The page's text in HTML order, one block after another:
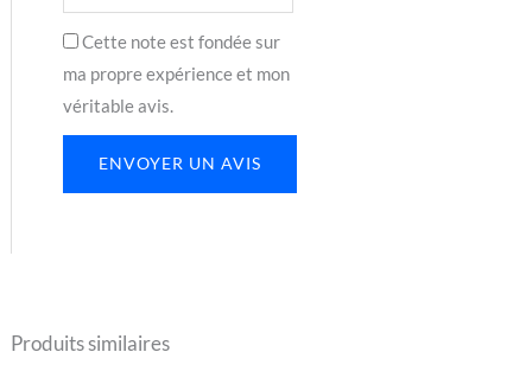
Cette note est fondée sur
ma propre expérience et mon
véritable avis.
ENVOYER UN AVIS
Produits similaires